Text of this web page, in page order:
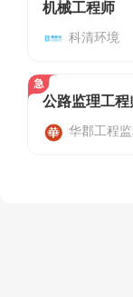
机械工程师
科清环境
公路监理工程
华郡工程